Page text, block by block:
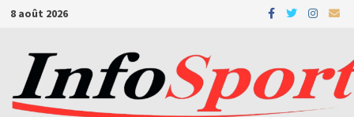
Passer
contenu
8 août 2026